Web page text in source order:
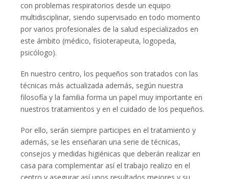
con problemas respiratorios desde un equipo
multidisciplinar, siendo supervisado en todo momento
por varios profesionales de la salud especializados en
este ámbito (médico, fisioterapeuta, logopeda,
psicólogo).
En nuestro centro, los pequeños son tratados con las
técnicas más actualizada además, según nuestra
filosofía y la familia forma un papel muy importante en
nuestros tratamientos y en el cuidado de los pequeños.
Por ello, serán siempre participes en el tratamiento y
además, se les enseñaran una serie de técnicas,
consejos y medidas higiénicas que deberán realizar en
casa para complementar así el trabajo realizo en el